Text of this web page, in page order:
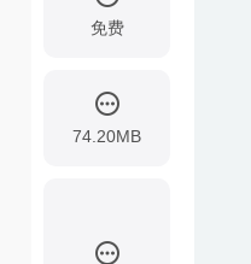
免费
74.20MB